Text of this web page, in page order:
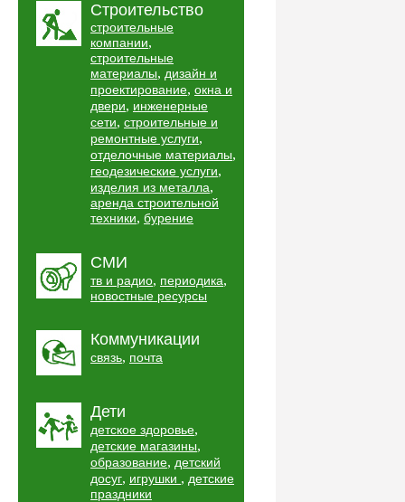
Строительство
строительные
компании,
строительные
материалы, дизайн и
проектирование, окна и
двери, инженерные
сети, строительные и
ремонтные услуги,
отделочные материалы,
геодезические услуги,
изделия из металла,
аренда строительной
техники, бурение
СМИ
тв и радио, периодика,
новостные ресурсы
Коммуникации
связь, почта
Дети
детское здоровье,
детские магазины,
образование, детский
досуг, игрушки , детские
праздники